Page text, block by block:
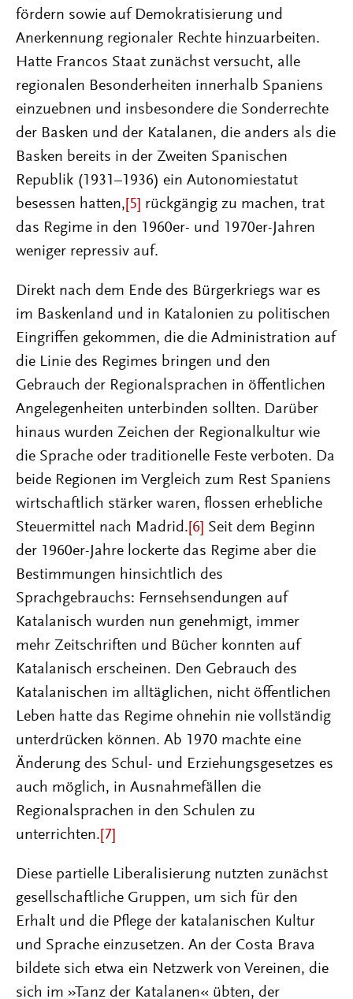
fördern sowie auf Demokratisierung und
Anerkennung regionaler Rechte hinzuarbeiten.
Hatte Francos Staat zunächst versucht, alle
regionalen Besonderheiten innerhalb Spaniens
einzuebnen und insbesondere die Sonderrechte
der Basken und der Katalanen, die anders als die
Basken bereits in der Zweiten Spanischen
Republik (1931–1936) ein Autonomiestatut
besessen hatten, [5] rückgängig zu machen, trat
das Regime in den 1960er- und 1970er-Jahren
weniger repressiv auf.
Direkt nach dem Ende des Bürgerkriegs war es
im Baskenland und in Katalonien zu politischen
Eingriffen gekommen, die die Administration auf
die Linie des Regimes bringen und den
Gebrauch der Regionalsprachen in öffentlichen
Angelegenheiten unterbinden sollten. Darüber
hinaus wurden Zeichen der Regionalkultur wie
die Sprache oder traditionelle Feste verboten. Da
beide Regionen im Vergleich zum Rest Spaniens
wirtschaftlich stärker waren, flossen erhebliche
Steuermittel nach Madrid. [6] Seit dem Beginn
der 1960er-Jahre lockerte das Regime aber die
Bestimmungen hinsichtlich des
Sprachgebrauchs: Fernsehsendungen auf
Katalanisch wurden nun genehmigt, immer
mehr Zeitschriften und Bücher konnten auf
Katalanisch erscheinen. Den Gebrauch des
Katalanischen im alltäglichen, nicht öffentlichen
Leben hatte das Regime ohnehin nie vollständig
unterdrücken können. Ab 1970 machte eine
Änderung des Schul- und Erziehungsgesetzes es
auch möglich, in Ausnahmefällen die
Regionalsprachen in den Schulen zu
unterrichten. [7]
Diese partielle Liberalisierung nutzten zunächst
gesellschaftliche Gruppen, um sich für den
Erhalt und die Pflege der katalanischen Kultur
und Sprache einzusetzen. An der Costa Brava
bildete sich etwa ein Netzwerk von Vereinen, die
sich im »Tanz der Katalanen« übten, der